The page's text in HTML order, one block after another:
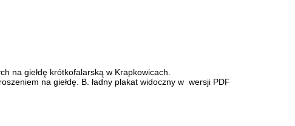
na giełdę krótkofalarską w Krapkowicach.
na giełdę. B. ładny plakat widoczny w wersji PDF